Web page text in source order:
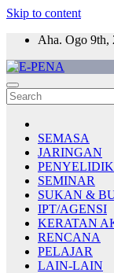
Skip to content
Aha. Ogo 9th,
E-PENA
Berita Digital Terkini
SEMASA
JARINGAN
SEMINAR
SUKAN &
IPT/AGENSI
KERATAN
RENCANA
PELAJAR
LAIN-LAIN